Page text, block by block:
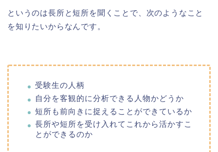
というのは長所と短所を聞くことで、次のようなこと
を知りたいからなんです。
受験生の人柄
自分を客観的に分析できる人物かどうか
短所も前向きに捉えることができているか
長所や短所を受け入れてこれから活かすこ
とができるのか